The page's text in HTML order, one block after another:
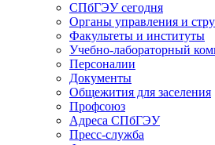
СПбГЭУ сегодня
Органы управления и
Факультеты и институты
Учебно-лабораторный
Персоналии
Документы
Общежития для заселения
Профсоюз
Адреса СПбГЭУ
Пресс-служба